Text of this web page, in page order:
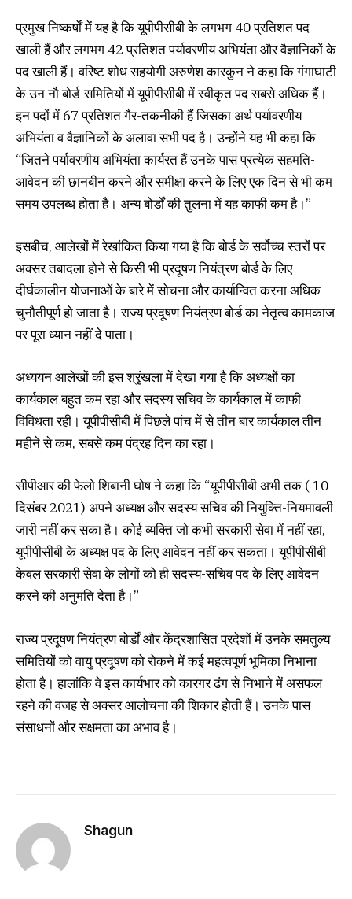
प्रमुख निष्कर्षों में यह है कि यूपीपीसीबी के लगभग 40 प्रतिशत पद
खाली हैं और लगभग 42 प्रतिशत पर्यावरणीय अभियंता और वैज्ञानिकों के
पद खाली हैं। वरिष्ट शोध सहयोगी अरुणेश कारकुन ने कहा कि गंगाघाटी
के उन नौ बोर्ड-समितियों में यूपीपीसीबी में स्वीकृत पद सबसे अधिक हैं।
इन पदों में 67 प्रतिशत गैर-तकनीकी हैं जिसका अर्थ पर्यावरणीय
अभियंता व वैज्ञानिकों के अलावा सभी पद है। उन्होंने यह भी कहा कि
“जितने पर्यावरणीय अभियंता कार्यरत हैं उनके पास प्रत्येक सहमति-
आवेदन की छानबीन करने और समीक्षा करने के लिए एक दिन से भी कम
समय उपलब्ध होता है। अन्य बोर्डों की तुलना में यह काफी कम है।”
इसबीच, आलेखों में रेखांकित किया गया है कि बोर्ड के सर्वोच्च स्तरों पर
अक्सर तबादला होने से किसी भी प्रदूषण नियंत्रण बोर्ड के लिए
दीर्घकालीन योजनाओं के बारे में सोचना और कार्यान्वित करना अधिक
चुनौतीपूर्ण हो जाता है। राज्य प्रदूषण नियंत्रण बोर्ड का नेतृत्व कामकाज
पर पूरा ध्यान नहीं दे पाता।
अध्ययन आलेखों की इस श्रृंखला में देखा गया है कि अध्यक्षों का
कार्यकाल बहुत कम रहा और सदस्य सचिव के कार्यकाल में काफी
विविधता रही। यूपीपीसीबी में पिछले पांच में से तीन बार कार्यकाल तीन
महीने से कम, सबसे कम पंद्रह दिन का रहा।
सीपीआर की फेलो शिबानी घोष ने कहा कि “यूपीपीसीबी अभी तक ( 10
दिसंबर 2021) अपने अध्यक्ष और सदस्य सचिव की नियुक्ति-नियमावली
जारी नहीं कर सका है। कोई व्यक्ति जो कभी सरकारी सेवा में नहीं रहा,
यूपीपीसीबी के अध्यक्ष पद के लिए आवेदन नहीं कर सकता। यूपीपीसीबी
केवल सरकारी सेवा के लोगों को ही सदस्य-सचिव पद के लिए आवेदन
करने की अनुमति देता है।”
राज्य प्रदूषण नियंत्रण बोर्डों और केंद्रशासित प्रदेशों में उनके समतुल्य
समितियों को वायु प्रदूषण को रोकने में कई महत्वपूर्ण भूमिका निभाना
होता है। हालांकि वे इस कार्यभार को कारगर ढंग से निभाने में असफल
रहने की वजह से अक्सर आलोचना की शिकार होती हैं। उनके पास
संसाधनों और सक्षमता का अभाव है।
Shagun